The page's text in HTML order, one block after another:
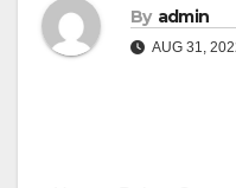
By admin
AUG 31,